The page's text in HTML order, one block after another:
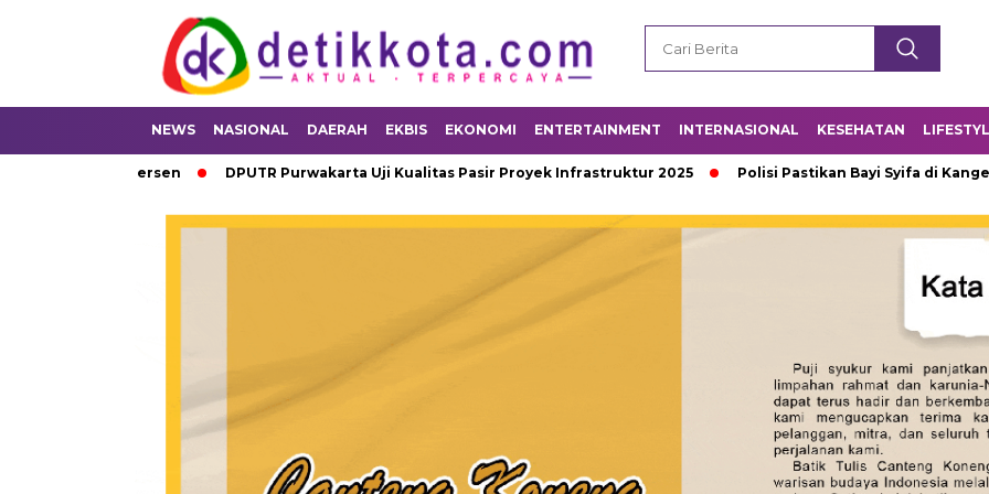
NEWS NASIONAL DAERAH EKBIS EKONOMI ENTERTAINMENT INTERNASIONAL KESEHATAN
DPUTR Purwakarta Uji Kualitas Pasir Proyek Infrastruktur 2025 Polisi Pastikan Bayi Syifa di Kangean Tewas